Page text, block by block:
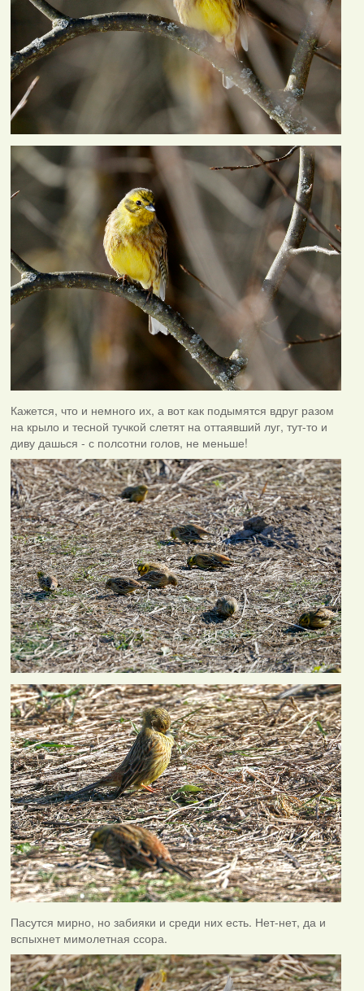
Кажется, что и немного их, а вот как подымятся вдруг разом
на крыло и тесной тучкой слетят на оттаявший луг, тут-то и
диву дашься - с полсотни голов, не меньше!
Пасутся мирно, но забияки и среди них есть. Нет-нет, да и
вспыхнет мимолетная ссора.